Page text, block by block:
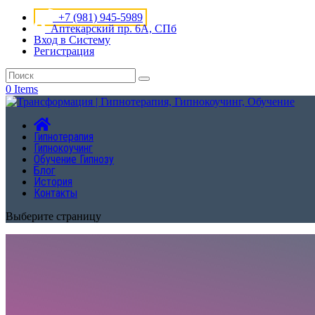
+7 (981) 945-5989
Аптекарский пр. 6А, СПб
Вход в Систему
Регистрация
0 Items
Гипнотерапия
Гипнокоучинг
Обучение Гипнозу
Блог
История
Контакты
Выберите страницу